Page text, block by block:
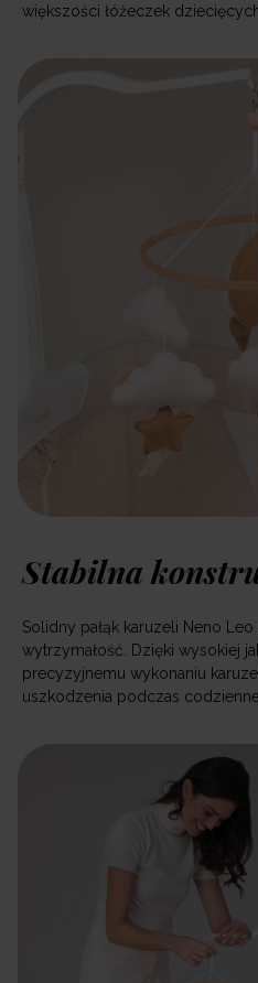
większości łóżeczek
Stabilna
Solidny pałąk karuzeli Neno
wytrzymałość. Dzięki wysokiej
precyzyjnemu wykonaniu
uszkodzenia podczas